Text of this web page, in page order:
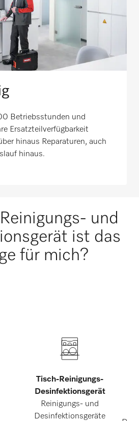
Betriebsstunden und
Ersatzteilverfügbarkeit
hinaus Reparaturen, auch
hinaus.
und
ist das
für mich?
Tisch-Reinigungs-
Desinfektionsgerät
Reinigungs- und
Desinfektionsgeräte